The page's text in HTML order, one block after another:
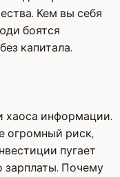
Кем вы себя
боятся
капитала.
хаоса информации.
огромный риск,
пугает
зарплаты. Почему